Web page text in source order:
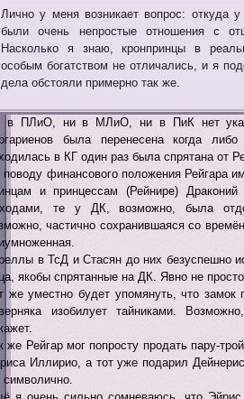
Лично у меня возникает вопрос: откуда у
были очень непростые отношения с
Насколько я знаю, кронпринцы в
особым богатством не отличались, и я
дела обстояли примерно так же.
в ПЛиО, ни в МЛиО, ни в ПиК нет
была перенесена когда
в КГ один раз была спрятана от
поводу финансового положения Рейгара
и принцессам (Рейнире)
те у ДК, возможно, была
частично сохранившаяся со
в ТсД и Стасян до них безуспешно
якобы спрятанные на ДК. Явно не просто
же уместно будет упомянуть, что замок
изобилует тайниками.
же Рейгар мог попросту продать пару-
Иллирио, а тот уже подарил
символично.